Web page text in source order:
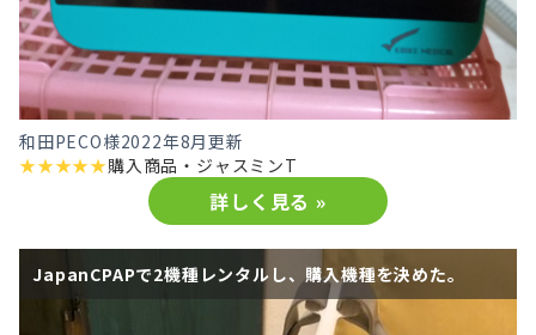
和田PECO様2022年8月更新
★★★★★購入商品・ ジャスミンT
詳しく見る »
JapanCPAPで2機種レンタルし、購入機種を決めた。